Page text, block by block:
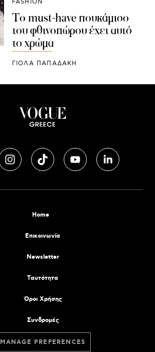
FASHION
Το must-have πουκάμισο
του φθινοπώρου έχει αυτό
το χρώμα
ΓΙΌΛΑ ΠΑΠΑΔΆΚΗ
Home
Επικοινωνία
Newsletter
Tαυτότητα
Όροι Χρήσης
Συνδρομές
MANAGE PREFERENCES